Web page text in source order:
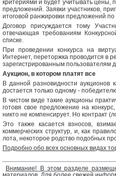
критериями и будет учитывать цены,
предложений. Заявки участников,
итоговой ранжировки предложений
Договор присуждается тому
отвечающая требованиям
списке.
При проведении конкурса на
Интернет, переторжка проводится в
зарегистрированным пользователям
Аукцион, в котором платят все
В данной разновидности аукционов
достается только одному -
В чистом виде такие аукционы
готовя свое предложение на
никто не компенсирует. Но контракт
Это также касается взносов,
коммерческих структур, и, как
лота, некоторое родство подобных
Подробно обо всех основных видах
Внимание! В этом разделе